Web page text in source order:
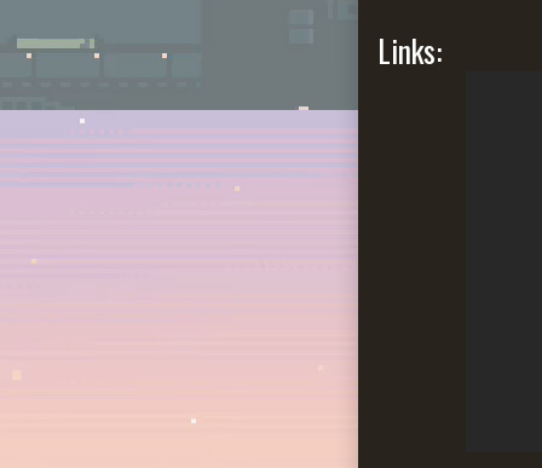
Links: